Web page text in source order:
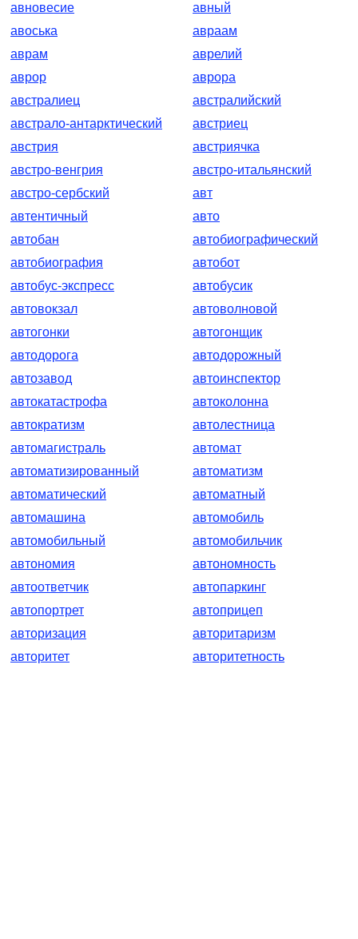
авновесие
авный
авоська
авраам
аврам
аврелий
аврор
аврора
австралиец
австралийский
австрало-антарктический
австриец
австрия
австриячка
австро-венгрия
австро-итальянский
австро-сербский
авт
автентичный
авто
автобан
автобиографический
автобиография
автобот
автобус-экспресс
автобусик
автовокзал
автоволновой
автогонки
автогонщик
автодорога
автодорожный
автозавод
автоинспектор
автокатастрофа
автоколонна
автократизм
автолестница
автомагистраль
автомат
автоматизированный
автоматизм
автоматический
автоматный
автомашина
автомобиль
автомобильный
автомобильчик
автономия
автономность
автоответчик
автопаркинг
автопортрет
автоприцеп
авторизация
авторитаризм
авторитет
авторитетность